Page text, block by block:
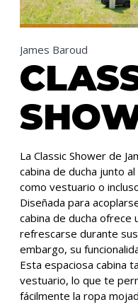
James Baroud
La Classic Shower de
cabina de ducha junto
como vestuario o
Diseñada para
cabina de ducha ofrece
refrescarse durante
embargo, su
Esta espaciosa cabina
vestuario, lo que te
fácilmente la ropa